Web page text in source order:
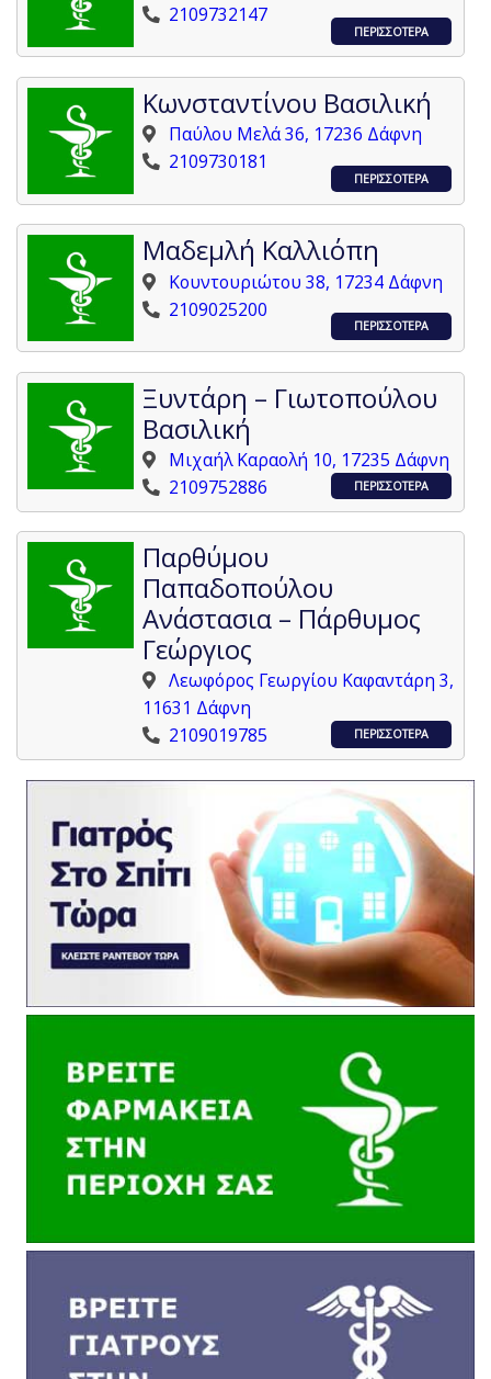
2109732147
ΠΕΡΙΣΣΟΤΕΡΑ
Κωνσταντίνου Βασιλική
Παύλου Μελά 36, 17236 Δάφνη
2109730181
ΠΕΡΙΣΣΟΤΕΡΑ
Μαδεμλή Καλλιόπη
Κουντουριώτου 38, 17234 Δάφνη
2109025200
ΠΕΡΙΣΣΟΤΕΡΑ
Ξυντάρη – Γιωτοπούλου
Βασιλική
Μιχαήλ Καραολή 10, 17235 Δάφνη
2109752886
ΠΕΡΙΣΣΟΤΕΡΑ
Παρθύμου
Παπαδοπούλου
Ανάστασια – Πάρθυμος
Γεώργιος
Λεωφόρος Γεωργίου Καφαντάρη 3,
11631 Δάφνη
2109019785
ΠΕΡΙΣΣΟΤΕΡΑ